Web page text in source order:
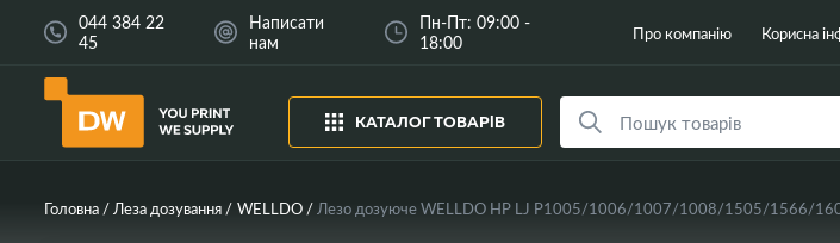
044 384 22
45
Написати
нам
Пн-Пт: 09:00 -
18:00
Про компанію Корисна
КАТАЛОГ ТОВАРІВ
Головна Леза дозування WELLDO